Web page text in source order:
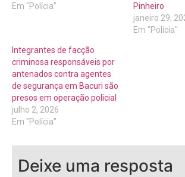
Em "Polícia"
Pinheiro
janeiro 29,
Em "Polícia"
Integrantes de facção
criminosa responsáveis por
antenados contra agentes
de segurança em Bacuri são
presos em operação policial
julho 2, 2026
Em "Polícia"
Deixe uma resposta